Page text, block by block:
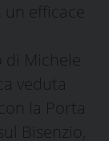
efficace
Michele
veduta
la Porta
Bisenzio,